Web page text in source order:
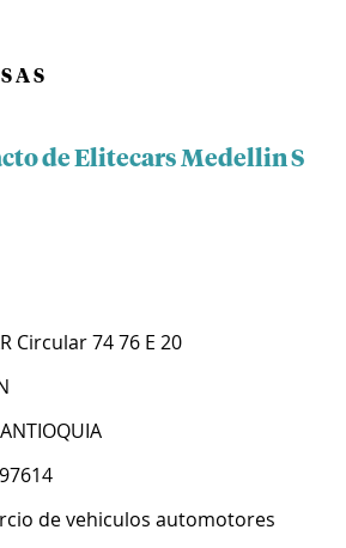
A S
de Elitecars Medellin S
Circular 74 76 E 20
ANTIOQUIA
de vehiculos automotores